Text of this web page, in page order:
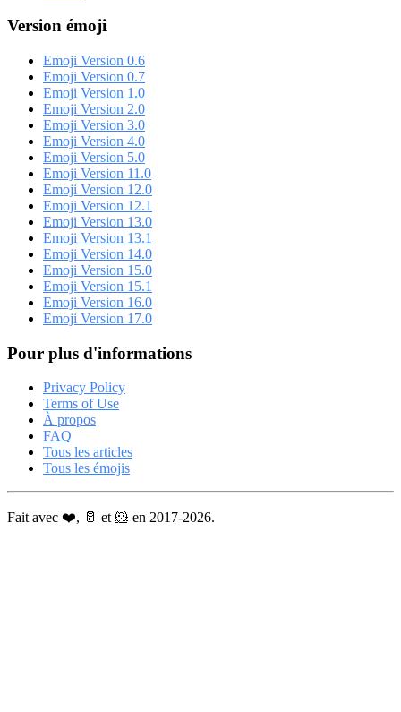
Version émoji
Emoji Version 0.6
Emoji Version 0.7
Emoji Version 1.0
Emoji Version 2.0
Emoji Version 3.0
Emoji Version 4.0
Emoji Version 5.0
Emoji Version 11.0
Emoji Version 12.0
Emoji Version 12.1
Emoji Version 13.0
Emoji Version 13.1
Emoji Version 14.0
Emoji Version 15.0
Emoji Version 15.1
Emoji Version 16.0
Emoji Version 17.0
Pour plus d'informations
Privacy Policy
Terms of Use
À propos
FAQ
Tous les articles
Tous les émojis
Fait avec ❤️, 🥛 et 🐹 en 2017-2026.